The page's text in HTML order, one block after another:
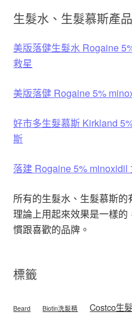
生髮水、生髮慕斯產
美版落健生髮水 Rogaine
救星
美版落健 Rogaine 5%
好市多生髮慕斯 Kirkland
斯
落建 Rogaine 5% minoxidil
所有的生髮水、生髮慕斯的
理論上用起來效果是一樣
慣跟喜歡的品牌。
標籤
Beard Biotin洗髮精 Costco生